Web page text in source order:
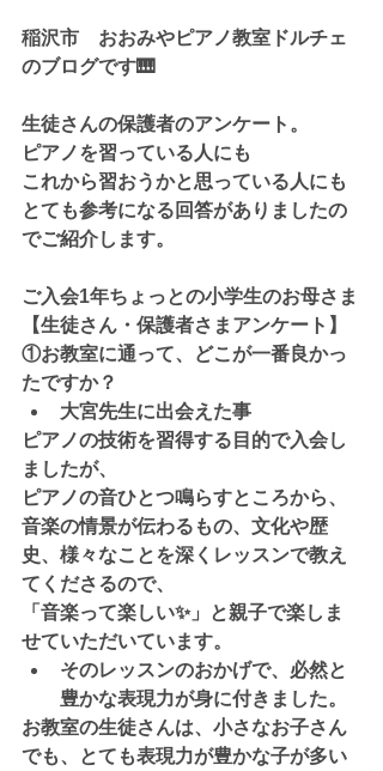
稲沢市　おおみやピアノ教室ドルチェ
のブログです🎹
生徒さんの保護者のアンケート。
ピアノを習っている人にも
これから習おうかと思っている人にも
とても参考になる回答がありましたの
でご紹介します。
ご入会1年ちょっとの小学生のお母さま
【生徒さん・保護者さまアンケート】
①お教室に通って、どこが一番良かっ
たですか？
大宮先生に出会えた事
ピアノの技術を習得する目的で入会し
ましたが、
ピアノの音ひとつ鳴らすところから、
音楽の情景が伝わるもの、文化や歴
史、様々なことを深くレッスンで教え
てくださるので、
「音楽って楽しい✨」と親子で楽しま
せていただいています。
そのレッスンのおかげで、必然と
豊かな表現力が身に付きました。
お教室の生徒さんは、小さなお子さん
でも、とても表現力が豊かな子が多い